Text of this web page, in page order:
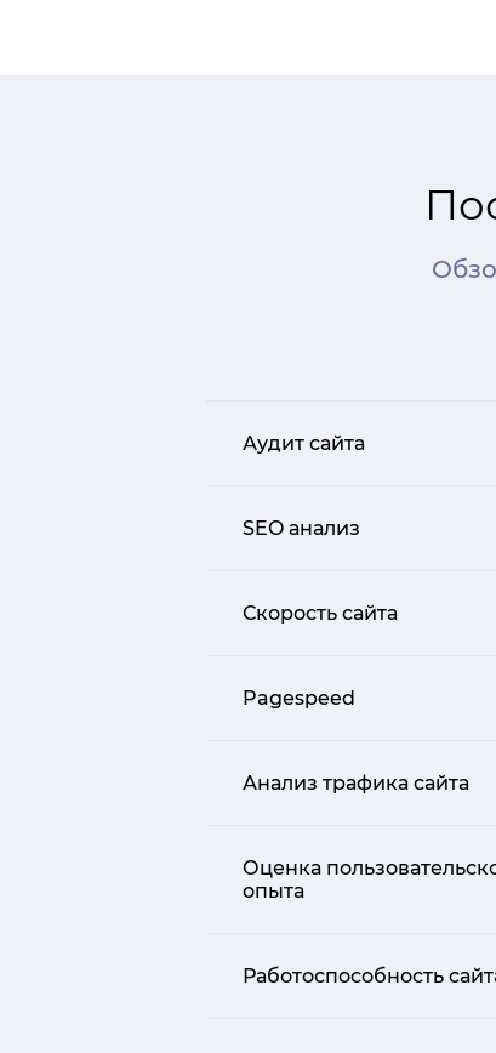
Аудит сайта
SEO анализ
Скорость сайта
Pagespeed
Анализ трафика сайта
Оценка
опыта
Работоспособность